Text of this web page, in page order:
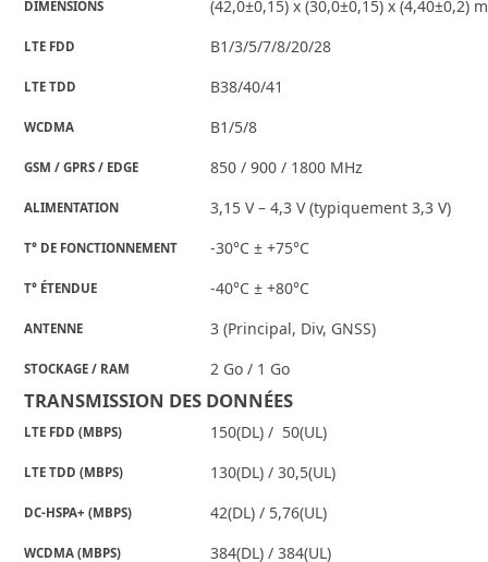
DIMENSIONS (42,0±0,15) x (30,0±0,15) x (4,40±0,2)
LTE FDD B1/3/5/7/8/20/28
LTE TDD B38/40/41
WCDMA B1/5/8
GSM / GPRS / EDGE 850 / 900 / 1800 MHz
ALIMENTATION 3,15 V – 4,3 V (typiquement 3,3 V)
T° DE FONCTIONNEMENT -30°C ± +75°C
T° ÉTENDUE -40°C ± +80°C
ANTENNE 3 (Principal, Div, GNSS)
STOCKAGE / RAM 2 Go / 1 Go
TRANSMISSION DES DONNÉES
LTE FDD (MBPS) 150(DL) / 50(UL)
LTE TDD (MBPS) 130(DL) / 30,5(UL)
DC-HSPA+ (MBPS) 42(DL) / 5,76(UL)
WCDMA (MBPS) 384(DL) / 384(UL)